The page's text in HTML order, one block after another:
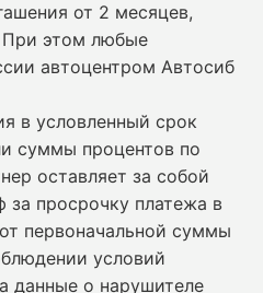
от 2 месяцев,
этом любые
автоцентром Автосиб
в условленный срок
суммы процентов по
оставляет за собой
за просрочку платежа в
первоначальной суммы
условий
данные о нарушителе